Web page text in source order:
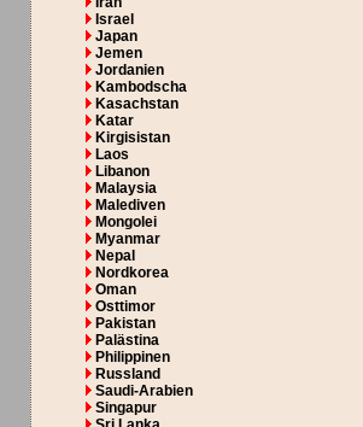
Israel
Japan
Jemen
Jordanien
Kambodscha
Kasachstan
Katar
Kirgisistan
Laos
Libanon
Malaysia
Malediven
Mongolei
Myanmar
Nepal
Nordkorea
Oman
Osttimor
Pakistan
Palästina
Philippinen
Russland
Saudi-Arabien
Singapur